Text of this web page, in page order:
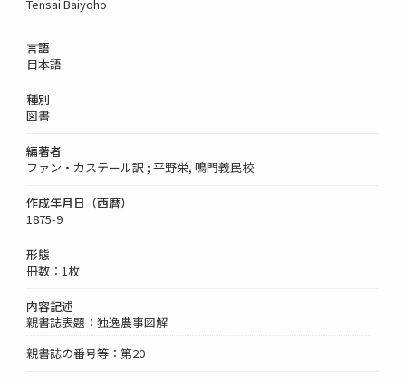
Tensai Baiyoho
言語
日本語
種別
図書
編著者
ファン・カステール訳 ; 平野栄, 鳴門義民校
作成年月日（西暦）
1875-9
形態
冊数：1枚
内容記述
親書誌表題：独逸農事図解
親書誌の番号等：第20